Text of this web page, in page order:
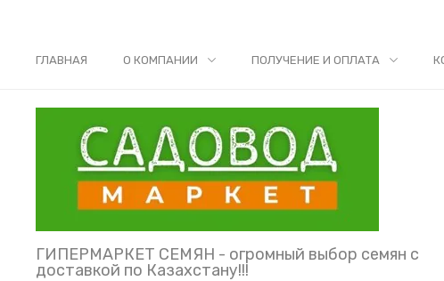
ГЛАВНАЯ О КОМПАНИИ ПОЛУЧЕНИЕ И ОПЛАТА
ГИПЕРМАРКЕТ СЕМЯН - огромный выбор семян с
доставкой по Казахстану!!!